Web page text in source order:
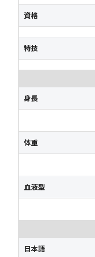
資格
特技
身長
体重
血液型
日本語